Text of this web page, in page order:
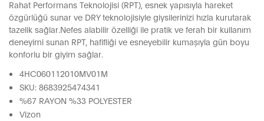
Rahat Performans Teknolojisi (RPT), esnek yapısıyla hareket
özgürlüğü sunar ve DRY teknolojisiyle giysilerinizi hızla kurutarak
tazelik sağlar.Nefes alabilir özelliği ile pratik ve ferah bir kullanım
deneyimi sunan RPT, hafifliği ve esneyebilir kumaşıyla gün boyu
konforlu bir giyim sağlar.
4HC060112010MV01M
SKU: 8683925474341
%67 RAYON %33 POLYESTER
Vizon